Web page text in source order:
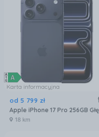
Karta informacyjna
od 5 799 zł
18 km